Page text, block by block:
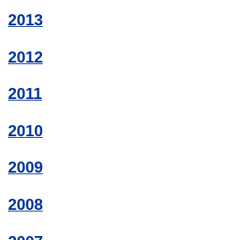
2013
2012
2011
2010
2009
2008